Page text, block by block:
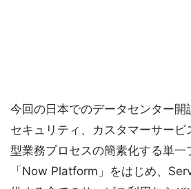
今回の日本でのデータセンター開
セキュリティ、カスタマーサービ
型業務プロセスの簡素化する単一
「Now Platform」をはじめ、